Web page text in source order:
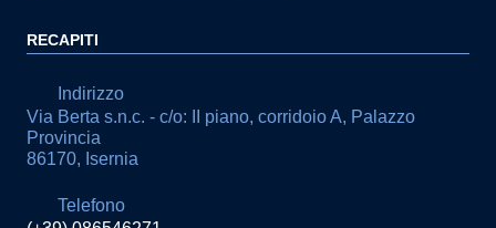
RECAPITI
Indirizzo
Via Berta s.n.c. - c/o: II piano, corridoio A, Palazzo
Provincia
86170, Isernia
Telefono